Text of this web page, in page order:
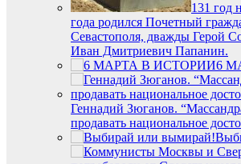
131 год
года родился Почетный
Севастополя, дважды Герой
Иван Дмитриевич Папанин.
6
Геннадий Зюганов.
продавать национальное